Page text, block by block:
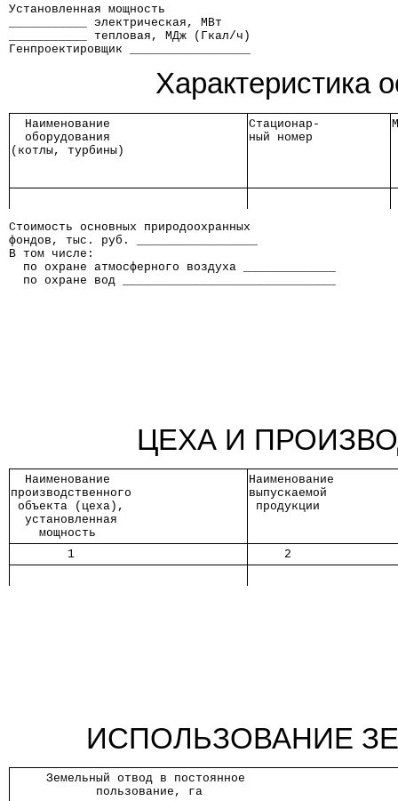
Установленная мощность
___________ электрическая, МВт
___________ тепловая, МДж (Гкал/ч)
Генпроектировщик _________________
Характеристика
  Наименование
  оборудования
(котлы, турбины)
Стационар-
ный номер
Стоимость основных природоохранных
фондов, тыс. руб. _________________
В том числе:
  по охране атмосферного воздуха _____________
  по охране вод ______________________________
ЦЕХА И
  Наименование
производственного
объекта (цеха),
  установленная
    мощность
Наименование
выпускаемой
продукции
        1
     2
ИСПОЛЬЗОВАНИЕ
     Земельный отвод в постоянное
            пользование, га